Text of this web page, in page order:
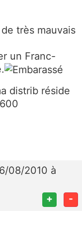
très mauvais
un Franc-
distrib réside
08/2010 à
+ -